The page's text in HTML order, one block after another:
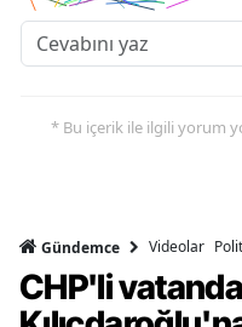
* Bu içerik ile ilgili yorum
Gündemce Videolar
CHP'li